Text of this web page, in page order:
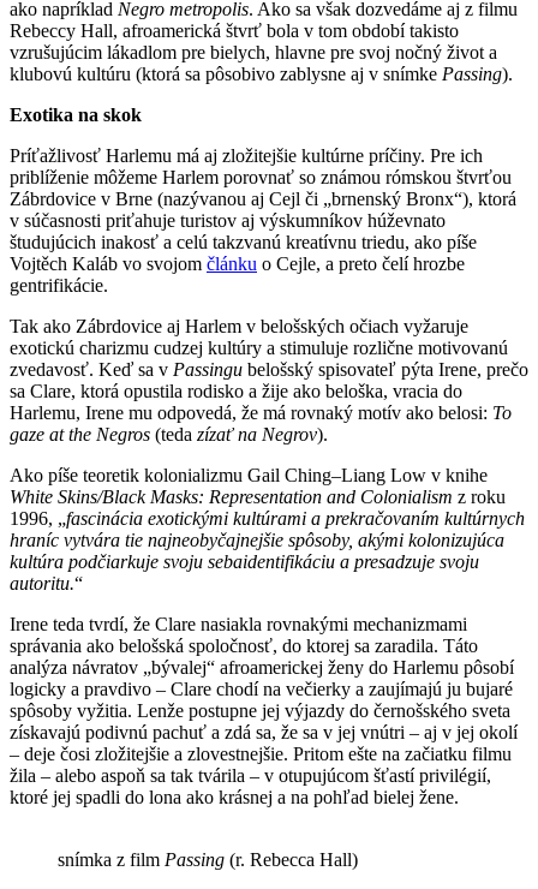
ako napríklad Negro metropolis. Ako sa však dozvedáme aj z filmu
Rebeccy Hall, afroamerická štvrť bola v tom období takisto
vzrušujúcim lákadlom pre bielych, hlavne pre svoj nočný život a
klubovú kultúru (ktorá sa pôsobivo zablysne aj v snímke Passing).
Exotika na skok
Príťažlivosť Harlemu má aj zložitejšie kultúrne príčiny. Pre ich
priblíženie môžeme Harlem porovnať so známou rómskou štvrťou
Zábrdovice v Brne (nazývanou aj Cejl či „brnenský Bronx“), ktorá
v súčasnosti priťahuje turistov aj výskumníkov húževnato
študujúcich inakosť a celú takzvanú kreatívnu triedu, ako píše
Vojtěch Kaláb vo svojom článku o Cejle, a preto čelí hrozbe
gentrifikácie.
Tak ako Zábrdovice aj Harlem v belošských očiach vyžaruje
exotickú charizmu cudzej kultúry a stimuluje rozlične motivovanú
zvedavosť. Keď sa v Passingu belošský spisovateľ pýta Irene, prečo
sa Clare, ktorá opustila rodisko a žije ako beloška, vracia do
Harlemu, Irene mu odpovedá, že má rovnaký motív ako belosi: To
gaze at the Negros (teda zízať na Negrov).
Ako píše teoretik kolonializmu Gail Ching–Liang Low v knihe
White Skins/Black Masks: Representation and Colonialism z roku
1996, „fascinácia exotickými kultúrami a prekračovaním kultúrnych
hraníc vytvára tie najneobyčajnejšie spôsoby, akými kolonizujúca
kultúra podčiarkuje svoju sebaidentifikáciu a presadzuje svoju
autoritu.“
Irene teda tvrdí, že Clare nasiakla rovnakými mechanizmami
správania ako belošská spoločnosť, do ktorej sa zaradila. Táto
analýza návratov „bývalej“ afroamerickej ženy do Harlemu pôsobí
logicky a pravdivo – Clare chodí na večierky a zaujímajú ju bujaré
spôsoby vyžitia. Lenže postupne jej výjazdy do černošského sveta
získavajú podivnú pachuť a zdá sa, že sa v jej vnútri – aj v jej okolí
– deje čosi zložitejšie a zlovestnejšie. Pritom ešte na začiatku filmu
žila – alebo aspoň sa tak tvárila – v otupujúcom šťastí privilégií,
ktoré jej spadli do lona ako krásnej a na pohľad bielej žene.
snímka z film Passing (r. Rebecca Hall)